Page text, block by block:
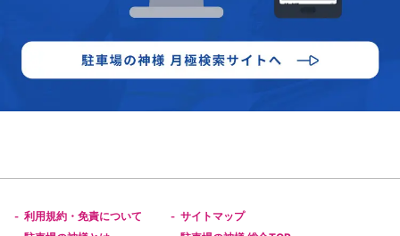
- 利用規約・免責について - サイトマップ